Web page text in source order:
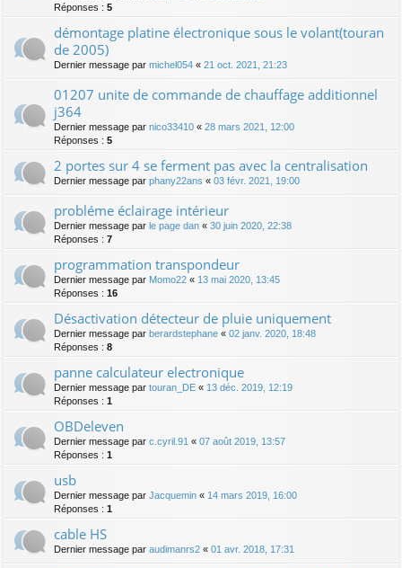
Réponses : 5
démontage platine électronique sous le volant(touran
de 2005)
Dernier message par michel054 « 21 oct. 2021, 21:23
01207 unite de commande de chauffage additionnel
j364
Dernier message par nico33410 « 28 mars 2021, 12:00
Réponses : 5
2 portes sur 4 se ferment pas avec la centralisation
Dernier message par phany22ans « 03 févr. 2021, 19:00
probléme éclairage intérieur
Dernier message par le page dan « 30 juin 2020, 22:38
Réponses : 7
programmation transpondeur
Dernier message par Momo22 « 13 mai 2020, 13:45
Réponses : 16
Désactivation détecteur de pluie uniquement
Dernier message par berardstephane « 02 janv. 2020, 18:48
Réponses : 8
panne calculateur electronique
Dernier message par touran_DE « 13 déc. 2019, 12:19
Réponses : 1
OBDeleven
Dernier message par c.cyril.91 « 07 août 2019, 13:57
Réponses : 1
usb
Dernier message par Jacquemin « 14 mars 2019, 16:00
Réponses : 1
cable HS
Dernier message par audimanrs2 « 01 avr. 2018, 17:31